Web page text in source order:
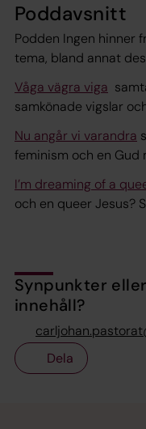
Poddavsnitt
Podden Ingen hinner
tema, bland annat
Våga vägra viga
samkönade vigslar
Nu angår vi varandra
feminism och en Gud
I’m dreaming of a
och en queer Jesus?
Synpunkter
innehåll?
Dela